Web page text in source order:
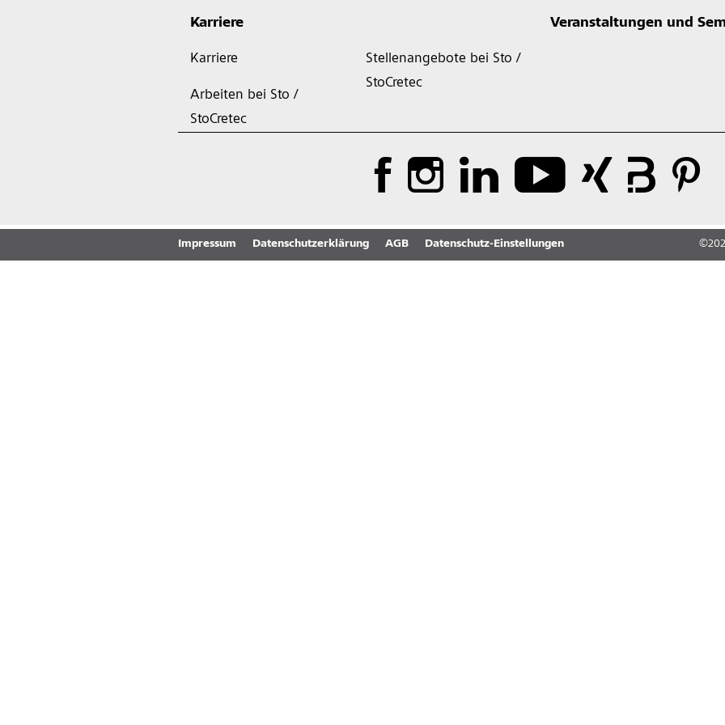
Karriere
Karriere
Arbeiten bei Sto /
StoCretec
Stellenangebote bei Sto /
StoCretec
Veranstaltungen und
Impressum Datenschutzerklärung AGB Datenschutz-Einstellungen ©